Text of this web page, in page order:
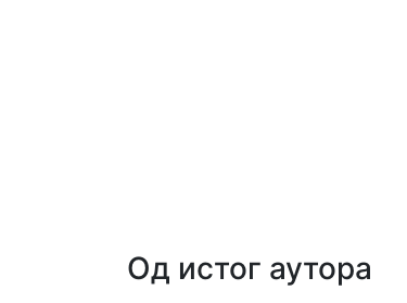
Од истог аутора